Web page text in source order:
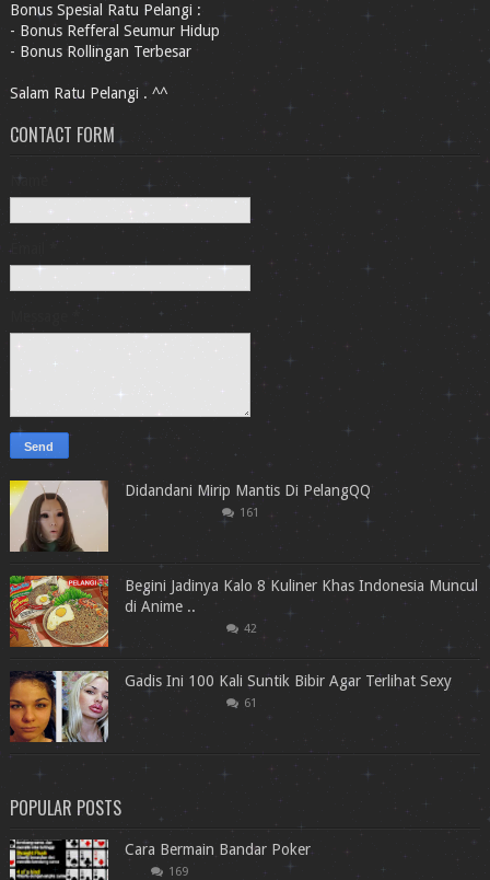
Bonus Spesial Ratu Pelangi :
- Bonus Refferal Seumur Hidup
- Bonus Rollingan Terbesar
Salam Ratu Pelangi . ^^
CONTACT FORM
Name
Email
Didandani Mirip Mantis Di PelangQQ
161
Begini Jadinya Kalo 8 Kuliner Khas Indonesia Muncul
di Anime ..
42
Gadis Ini 100 Kali Suntik Bibir Agar Terlihat Sexy
61
POPULAR POSTS
Cara Bermain Bandar Poker
169